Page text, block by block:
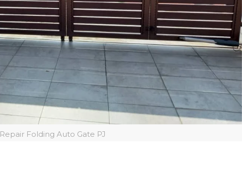
Repair Folding Auto Gate PJ